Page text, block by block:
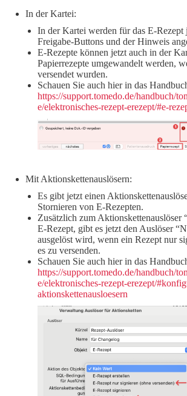
In der Kartei:
In der Kartei werden für das E-Rezept
Freigabe-Buttons und der Hinweis
E-Rezepte können jetzt auch in der
Papierrezepte umgewandelt werden,
versendet wurden.
Schauen Sie auch hier in das
https://support.tomedo.de/handbuch/
e/elektronisches-rezept-erezept/#e-
Mit Aktionskettenauslösern:
Es gibt jetzt einen
Stornieren von E-Rezepten.
Zusätzlich zum Aktionskettenauslöser
E-Rezept, gibt es jetzt den Auslöser
ausgelöst wird, wenn ein Rezept nur
es zu versenden.
Schauen Sie auch hier in das
https://support.tomedo.de/handbuch/
e/elektronisches-rezept-erezept/
aktionskettenausloesern